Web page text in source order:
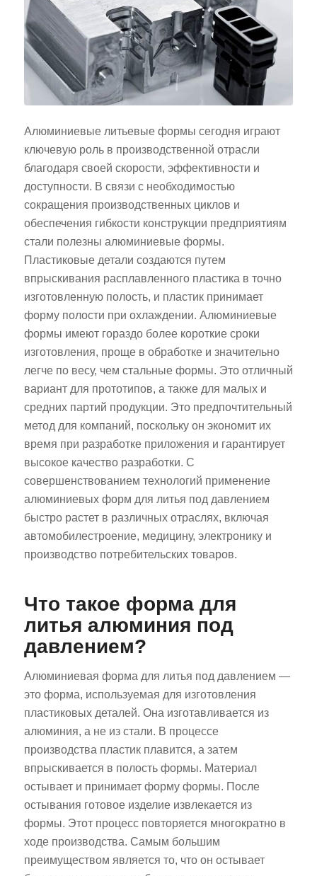
Алюминиевые литьевые формы сегодня играют
ключевую роль в производственной отрасли
благодаря своей скорости, эффективности и
доступности. В связи с необходимостью
сокращения производственных циклов и
обеспечения гибкости конструкции предприятиям
стали полезны алюминиевые формы.
Пластиковые детали создаются путем
впрыскивания расплавленного пластика в точно
изготовленную полость, и пластик принимает
форму полости при охлаждении. Алюминиевые
формы имеют гораздо более короткие сроки
изготовления, проще в обработке и значительно
легче по весу, чем стальные формы. Это отличный
вариант для прототипов, а также для малых и
средних партий продукции. Это предпочтительный
метод для компаний, поскольку он экономит их
время при разработке приложения и гарантирует
высокое качество разработки. С
совершенствованием технологий применение
алюминиевых форм для литья под давлением
быстро растет в различных отраслях, включая
автомобилестроение, медицину, электронику и
производство потребительских товаров.
Что такое форма для
литья алюминия под
давлением?
Алюминиевая форма для литья под давлением —
это форма, используемая для изготовления
пластиковых деталей. Она изготавливается из
алюминия, а не из стали. В процессе
производства пластик плавится, а затем
впрыскивается в полость формы. Материал
остывает и принимает форму формы. После
остывания готовое изделие извлекается из
формы. Этот процесс повторяется многократно в
ходе производства. Самым большим
преимуществом является то, что он остывает